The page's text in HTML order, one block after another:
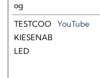
og
TESTCOO
KIESENAB
LED
YouTube